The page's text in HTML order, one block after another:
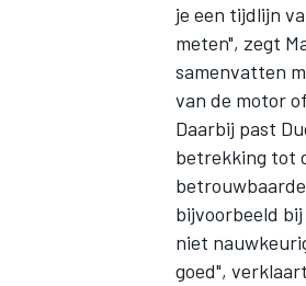
je een tijdlijn
meten", zegt
samenvatten
van de motor
Daarbij past
betrekking tot
bijvoorbeeld
niet
goed",